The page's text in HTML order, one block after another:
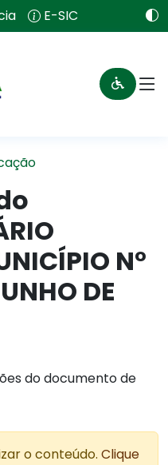
E-SIC
N°
DE
do documento de
o conteúdo. Clique